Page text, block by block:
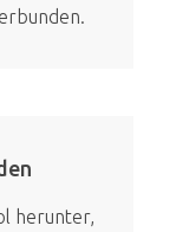
herunter,